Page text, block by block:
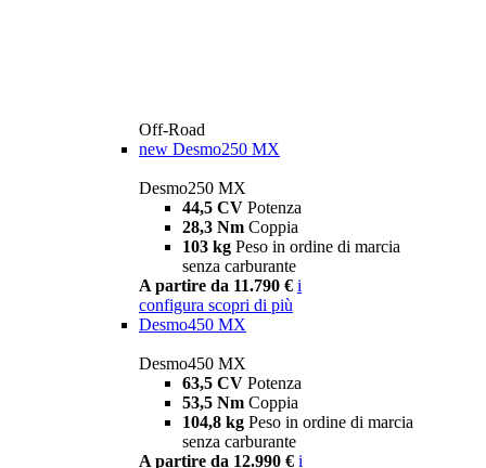
Off-Road
new Desmo250 MX
Desmo250 MX
44,5 CV Potenza
28,3 Nm Coppia
103 kg Peso in ordine di marcia
senza carburante
A partire da 11.790 € i
configura scopri di più
Desmo450 MX
Desmo450 MX
63,5 CV Potenza
53,5 Nm Coppia
104,8 kg Peso in ordine di marcia
senza carburante
A partire da 12.990 € i